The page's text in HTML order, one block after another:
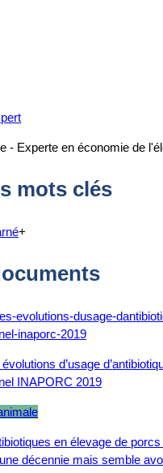
- Experte en économie de
mots clés
+
d’usage
INAPORC 2019
en élevage de
décennie mais semble